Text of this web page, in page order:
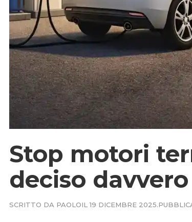
Stop motori
deciso
SCRITTO DA PAOLOIL 19 DICEMBRE 2025.